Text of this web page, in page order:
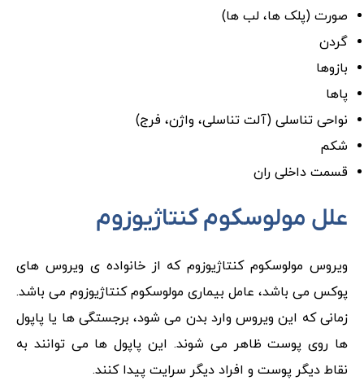
صورت (پلک ها، لب ها)
گردن
بازوها
پاها
نواحی تناسلی (آلت تناسلی، واژن، فرج)
شکم
قسمت داخلی ران
علل مولوسکوم کنتاژیوزوم
ویروس مولوسکوم کنتاژیوزوم که از خانواده ی ویروس های
پوکس می باشد، عامل بیماری مولوسکوم کنتاژیوزوم می باشد.
زمانی که این ویروس وارد بدن می شود، برجستگی ها یا پاپول
ها روی پوست ظاهر می شوند. این پاپول ها می توانند به
نقاط دیگر پوست و افراد دیگر سرایت پیدا کنند.